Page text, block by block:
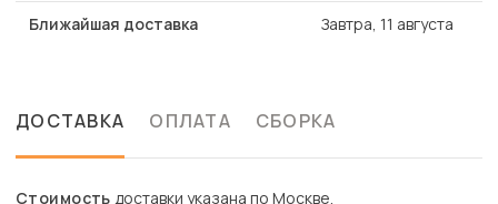
Ближайшая доставка Завтра, 11 августа
ДОСТАВКА ОПЛАТА СБОРКА
Стоимость доставки указана по Москве.